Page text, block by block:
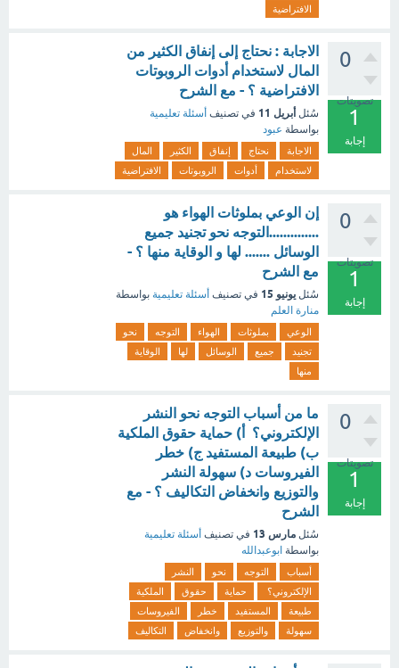
الافتراضية
0
تصويتات
1
إجابة
الاجابة : نحتاج إلى إنفاق الكثير من
المال لاستخدام أدوات الروبوتات
الافتراضية ؟ - مع الشرح
سُئل أبريل 11 في تصنيف أسئلة تعليمية
بواسطة عبود
الاجابة نحتاج إنفاق الكثير
المال
لاستخدام
أدوات الروبوتات الافتراضية
0
تصويتات
1
إجابة
إن الوعي بملوثات الهواء هو
..............التوجه نحو تجنيد جميع
الوسائل ....... لها و الوقاية منها ؟ -
مع الشرح
سُئل يونيو 15 في تصنيف أسئلة تعليمية بواسطة
منارة العلم
الوعي بملوثات الهواء التوجه
نحو
تجنيد
جميع الوسائل لها
الوقاية
منها
0
تصويتات
1
إجابة
ما من أسباب التوجه نحو النشر
الإلكتروني؟ أ) حماية حقوق الملكية
ب) طبيعة المستفيد ج) خطر
الفيروسات د) سهولة النشر
والتوزيع وانخفاض التكاليف ؟ - مع
الشرح
سُئل مارس 13 في تصنيف أسئلة تعليمية
بواسطة ابوعبدالله
أسباب التوجه نحو
النشر
الإلكتروني؟
حماية حقوق
الملكية
طبيعة
المستفيد خطر
الفيروسات
سهولة
والتوزيع وانخفاض التكاليف